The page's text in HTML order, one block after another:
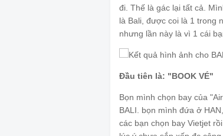
đi. Thế là gác lại tất cả.
là Bali, được coi là 1 trong
nhưng lần này là vì 1 cái
Đầu tiên là: "BOOK VÉ"
Bọn mình chọn bay của
BALI. bọn mình đứa ở
các bạn chọn bay Vietjet